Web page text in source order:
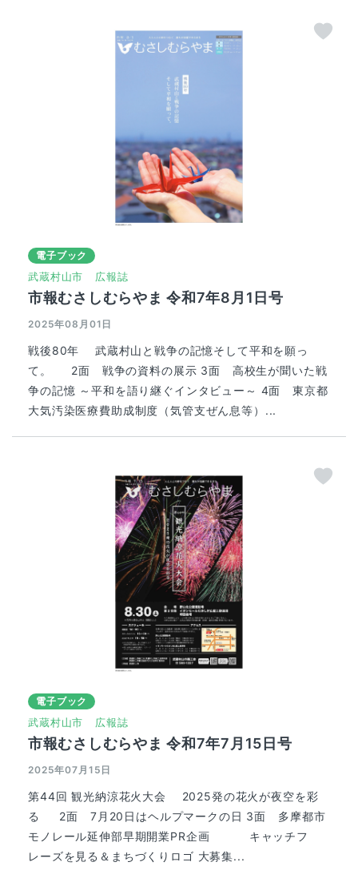
電子ブック
武蔵村山市 広報誌
市報むさしむらやま 令和7年8月1日号
2025年08月01日
戦後80年 武蔵村山と戦争の記憶そして平和を願っ
て。 2面 戦争の資料の展示 3面 高校生が聞いた戦
争の記憶 ～平和を語り継ぐインタビュー～ 4面 東京都
大気汚染医療費助成制度（気管支ぜん息等）...
電子ブック
武蔵村山市 広報誌
市報むさしむらやま 令和7年7月15日号
2025年07月15日
第44回 観光納涼花火大会 2025発の花火が夜空を彩
る 2面 7月20日はヘルプマークの日 3面 多摩都市
モノレール延伸部早期開業PR企画 キャッチフ
レーズを見る＆まちづくりロゴ 大募集...